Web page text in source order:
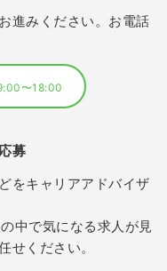
進みください。お電話
〜18:00
募
をキャリアアドバイザ
中で気になる求人が見
せください。